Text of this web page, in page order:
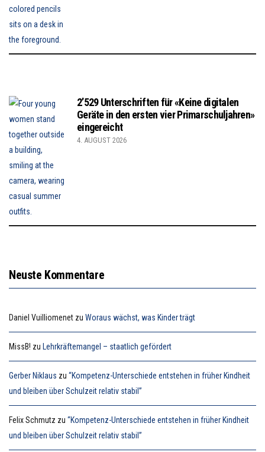
2’529 Unterschriften für «Keine digitalen
Geräte in den ersten vier Primarschuljahren»
eingereicht
4. AUGUST 2026
Neuste Kommentare
Daniel Vuilliomenet zu Woraus wächst, was Kinder trägt
MissB! zu Lehrkräftemangel – staatlich gefördert
Gerber Niklaus zu “Kompetenz-Unterschiede entstehen in früher Kindheit
und bleiben über Schulzeit relativ stabil”
Felix Schmutz zu “Kompetenz-Unterschiede entstehen in früher Kindheit
und bleiben über Schulzeit relativ stabil”